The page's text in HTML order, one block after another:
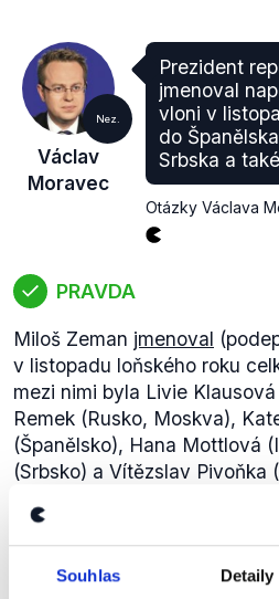
Souhlas Detaily
nerušila sportovní soutěž,
možno apolitická“.
Nez.
Václav
Moravec
Prezident
jmenoval
vloni v
do
Srbska a
Otázky Václava
PRAVDA
Miloš Zeman jmenoval
v listopadu loňského roku
mezi nimi byla Livie
Remek (Rusko, Moskva),
(Španělsko), Hana Mottlová
(Srbsko) a Vítězslav Pivoňka
Klausová byla jmenována 5.
velvyslanců potom 16.
informací tedy hodnotíme